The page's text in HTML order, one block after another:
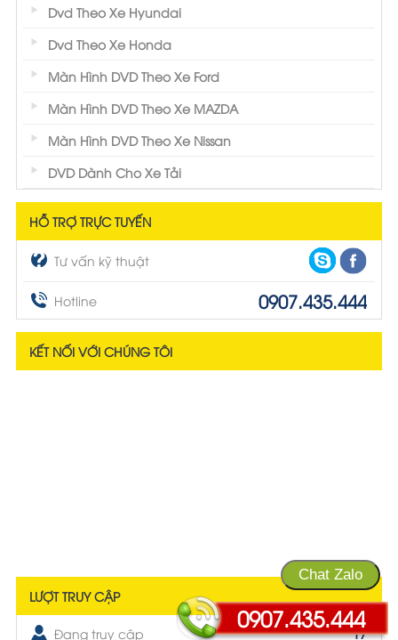
Dvd Theo Xe Hyundai
Dvd Theo Xe Honda
Màn Hình DVD Theo Xe Ford
Màn Hình DVD Theo Xe MAZDA
Màn Hình DVD Theo Xe Nissan
DVD Dành Cho Xe Tải
HỖ TRỢ TRỰC TUYẾN
Tư vấn kỹ thuật
Hotline 0907.435.444
KẾT NỐI VỚI CHÚNG TÔI
LƯỢT TRUY CẬP
Đang truy cập 17
0907.435.444
Chat Zalo